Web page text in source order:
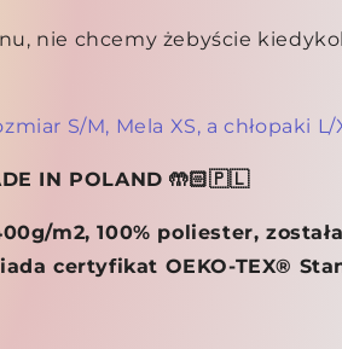
nie chcemy żebyście
S/M, Mela XS, a chłopaki L/
IN POLAND 🤲🏻🇵🇱
m2, 100% poliester, została
certyfikat OEKO-TEX®